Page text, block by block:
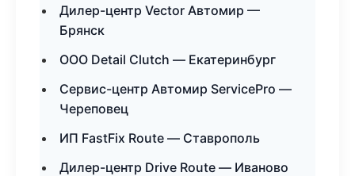
Дилер-центр Vector Автомир —
Брянск
ООО Detail Clutch — Екатеринбург
Сервис-центр Автомир ServicePro —
Череповец
ИП FastFix Route — Ставрополь
Дилер-центр Drive Route — Иваново